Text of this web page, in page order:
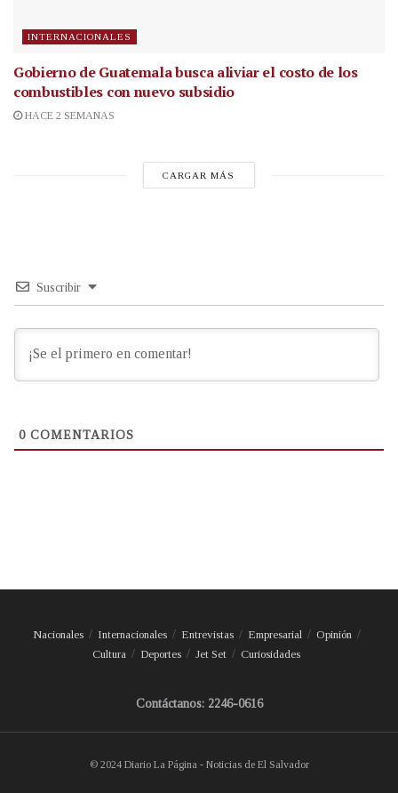
INTERNACIONALES
Gobierno de Guatemala busca aliviar el costo de los
combustibles con nuevo subsidio
HACE 2 SEMANAS
CARGAR MÁS
Suscribir
0 COMENTARIOS
Nacionales Internacionales Entrevistas Empresarial
Opinión
Cultura
Deportes Jet Set Curiosidades
Contáctanos: 2246-0616
© 2024 Diario La Página - Noticias de El Salvador